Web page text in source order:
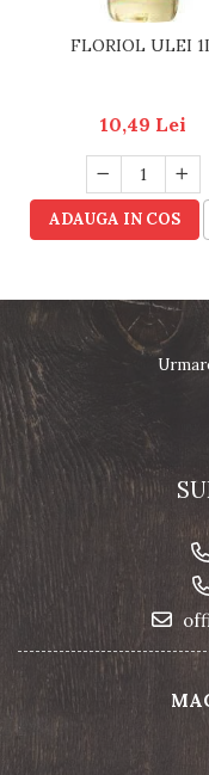
FLORIOL ULEI
10,49 Lei
ADAUGA IN COS